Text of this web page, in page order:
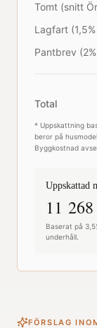
Tomt (snitt
Lagfart
Pantbrev
Total
* Uppskattning
beror på
Byggkostnad
Uppskattad
11 268
Baserat på
underhåll.
FÖRSLAG